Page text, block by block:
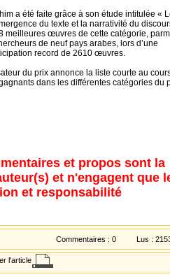
a été faite grâce à son étude intitulée «
du texte et la narrativité du
meilleures œuvres de cette catégorie,
de neuf pays arabes, lors d’une
record de 2610 œuvres.
du prix annonce la liste courte au
dans les différentes catégories du
et propos sont la
et n'engagent que
et responsabilité
Commentaires : 0 Lus :
l'article